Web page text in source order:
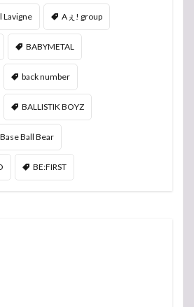
Lavigne Aぇ! group
BABYMETAL
back number
BALLISTIK BOYZ
Base Ball Bear
BE:FIRST